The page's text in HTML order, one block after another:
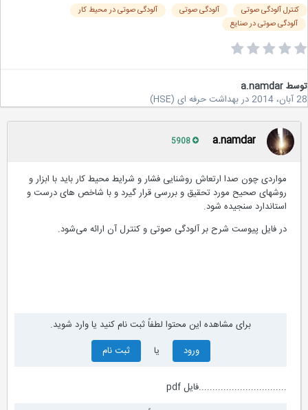
آلودگی صوتی آلودگی صوتی
آلودگی صوتی در محیط کار
آلودگی صوتی در صنایع
a.namdar
دربهداشت حرفه ای (HSE)
a.namdar
مواردی چون صدا ارتعاش روشنایی فشار و شرایط محیط کار باید با ابزار و
روشهای صحیح مورد تحقیق و بررسی قرار گیرد و با شاخص های درست و
استاندارد سنجیده شود.
در فایل پیوست شرح بر آلودگی صوتی و کنترل آن ارائه می‌شود.
برای مشاهده این محتوا لطفاً ثبت نام کنید یا وارد شوید.
ورود
ثبت نام
................................فایل pdf